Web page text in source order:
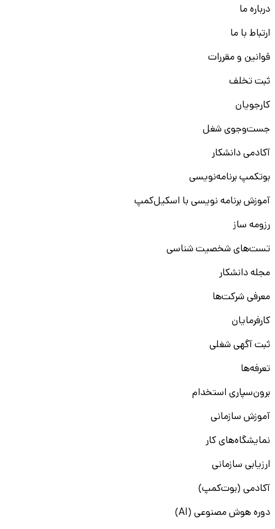
درباره ما
ارتباط با ما
قوانین و مقررات
ثبت تخلف
کارجویان
جست‌و‌جوی شغل
آکادمی دانشکار
بوتکمپ برنامه‌نویسی
آموزش برنامه نویسی با اسکیل‌کمپ
رزومه ساز
تست‌های شخصیت شناسی
مجله دانشکار
معرفی شرکت‌ها
کارفرمایان
ثبت آگهی شغلی
تعرفه‌ها
برون‌سپاری استخدام
آموزش سازمانی
نمایشگاه‌های کار
ارزیابی سازمانی
آکادمی (بوت‌کمپ)
دوره هوش مصنوعی (AI)